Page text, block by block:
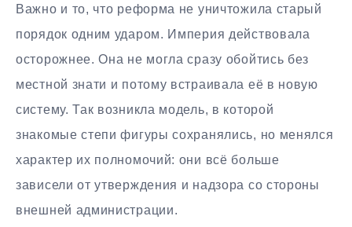
Важно и то, что реформа не уничтожила старый
порядок одним ударом. Империя действовала
осторожнее. Она не могла сразу обойтись без
местной знати и потому встраивала её в новую
систему. Так возникла модель, в которой
знакомые степи фигуры сохранялись, но менялся
характер их полномочий: они всё больше
зависели от утверждения и надзора со стороны
внешней администрации.